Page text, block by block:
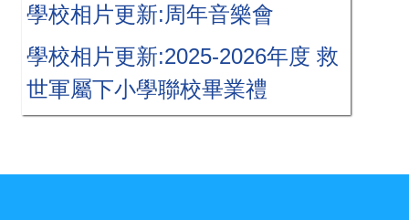
學校相片更新:周年音樂會
學校相片更新:2025-2026年度 救
世軍屬下小學聯校畢業禮